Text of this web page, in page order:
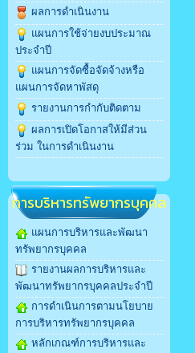
ผลการดำเนินงาน
แผนการใช้จ่ายงบประมาณ
ประจำปี
แผนการจัดซื้อจัดจ้างหรือ
แผนการจัดหาพัสดุ
รายงานการกำกับติดตาม
ผลการเปิดโอกาสให้มีส่วน
ร่วม ในการดำเนินงาน
การบริหารทรัพยากรบุคคล
แผนการบริหารและพัฒนา
ทรัพยากรบุคคล
รายงานผลการบริหารและ
พัฒนาทรัพยากรบุคคลประจำปี
การดำเนินการตามนโยบาย
การบริหารทรัพยากรบุคคล
หลักเกณฑ์การบริหารและ